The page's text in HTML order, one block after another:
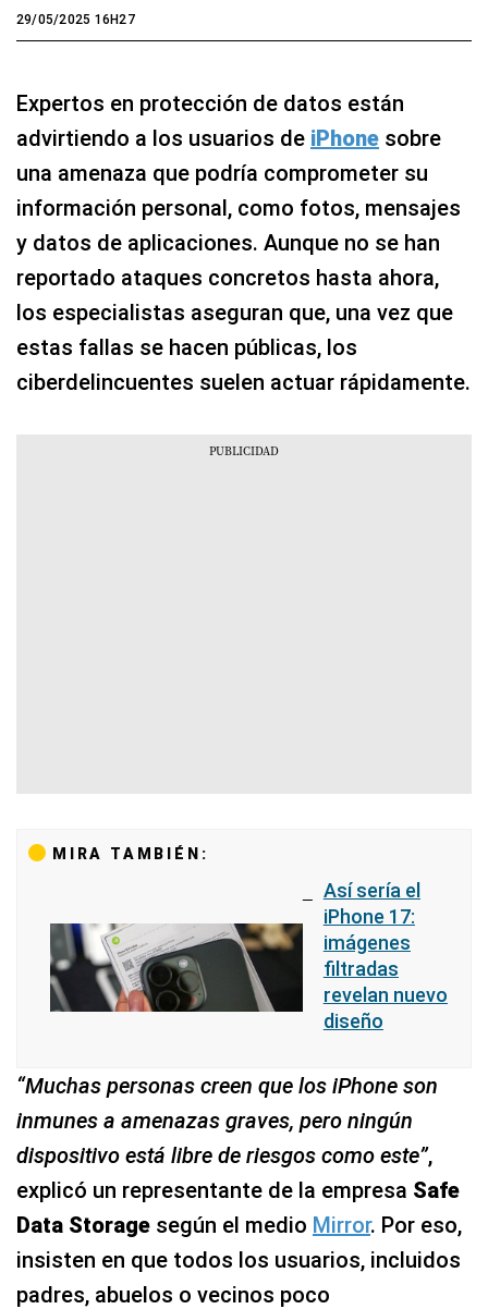
29/05/2025 16H27
Expertos en protección de datos están
advirtiendo a los usuarios de iPhone sobre
una amenaza que podría comprometer su
información personal, como fotos, mensajes
y datos de aplicaciones. Aunque no se han
reportado ataques concretos hasta ahora,
los especialistas aseguran que, una vez que
estas fallas se hacen públicas, los
ciberdelincuentes suelen actuar rápidamente.
MIRA TAMBIÉN:
Así sería el
iPhone 17:
imágenes
filtradas
revelan nuevo
diseño
“Muchas personas creen que los iPhone son
inmunes a amenazas graves, pero ningún
dispositivo está libre de riesgos como este”,
explicó un representante de la empresa Safe
Data Storage según el medio Mirror. Por eso,
insisten en que todos los usuarios, incluidos
padres, abuelos o vecinos poco